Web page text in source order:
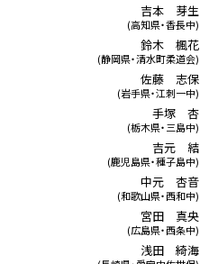
吉本 芽生
(高知県・香長中)
鈴木 楓花
(静岡県・清水町柔道会)
佐藤 志保
(岩手県・江刺一中)
手塚 杏
(栃木県・三島中)
吉元 結
(鹿児島県・種子島中)
中元 杏音
(和歌山県・西和中)
宮田 真央
(広島県・西条中)
浅田 綺海